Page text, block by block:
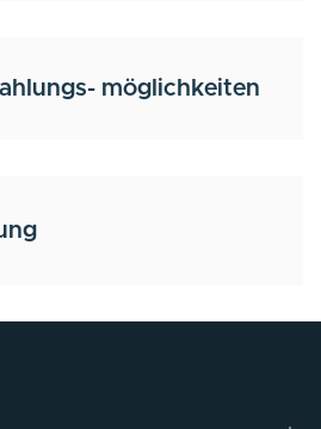
möglichkeiten